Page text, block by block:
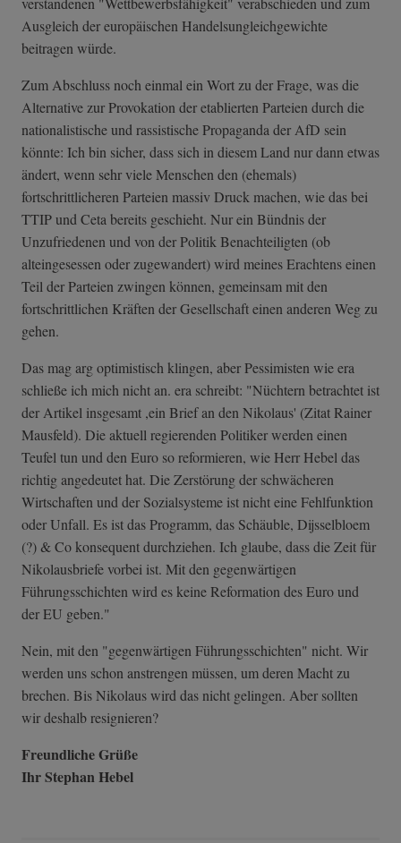
Ausgleich der europäischen Handelsungleichgewichte
beitragen würde.
Zum Abschluss noch einmal ein Wort zu der Frage, was die
Alternative zur Provokation der etablierten Parteien durch die
nationalistische und rassistische Propaganda der AfD sein
könnte: Ich bin sicher, dass sich in diesem Land nur dann etwas
ändert, wenn sehr viele Menschen den (ehemals)
fortschrittlicheren Parteien massiv Druck machen, wie das bei
TTIP und Ceta bereits geschieht. Nur ein Bündnis der
Unzufriedenen und von der Politik Benachteiligten (ob
alteingesessen oder zugewandert) wird meines Erachtens einen
Teil der Parteien zwingen können, gemeinsam mit den
fortschrittlichen Kräften der Gesellschaft einen anderen Weg zu
gehen.
Das mag arg optimistisch klingen, aber Pessimisten wie era
schließe ich mich nicht an. era schreibt: "Nüchtern betrachtet ist
der Artikel insgesamt ,ein Brief an den Nikolaus' (Zitat Rainer
Mausfeld). Die aktuell regierenden Politiker werden einen
Teufel tun und den Euro so reformieren, wie Herr Hebel das
richtig angedeutet hat. Die Zerstörung der schwächeren
Wirtschaften und der Sozialsysteme ist nicht eine Fehlfunktion
oder Unfall. Es ist das Programm, das Schäuble, Dijsselbloem
(?) & Co konsequent durchziehen. Ich glaube, dass die Zeit für
Nikolausbriefe vorbei ist. Mit den gegenwärtigen
Führungsschichten wird es keine Reformation des Euro und
der EU geben."
Nein, mit den "gegenwärtigen Führungsschichten" nicht. Wir
werden uns schon anstrengen müssen, um deren Macht zu
brechen. Bis Nikolaus wird das nicht gelingen. Aber sollten
wir deshalb resignieren?
Freundliche Grüße
Ihr Stephan Hebel